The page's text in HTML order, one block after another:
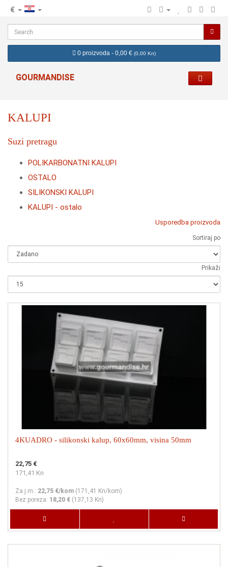
€ hr
0 proizvoda - 0,00 € (0,00 Kn)
GOURMANDISE
KALUPI
Suzi pretragu
POLIKARBONATNI KALUPI
OSTALO
SILIKONSKI KALUPI
KALUPI - ostalo
Usporedba proizvoda
Sortiraj po
Prikaži
4KUADRO - silikonski kalup, 60x60mm, visina 50mm
22,75 €
171,41 Kn
Za j.m.: 22,75 €/kom (171,41 Kn/kom)
Bez poreza: 18,20 € (137,13 Kn)